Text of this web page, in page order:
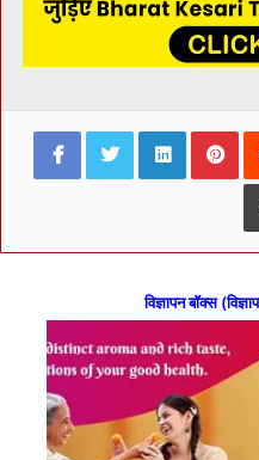
FacebookTwitterLinkedIn
विज्ञापन बॉक्स